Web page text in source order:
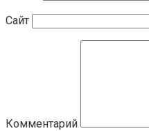
Сайт
Комментарий